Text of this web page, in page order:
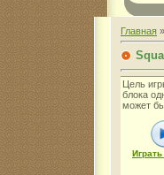
Главная »
Цель
блока
может